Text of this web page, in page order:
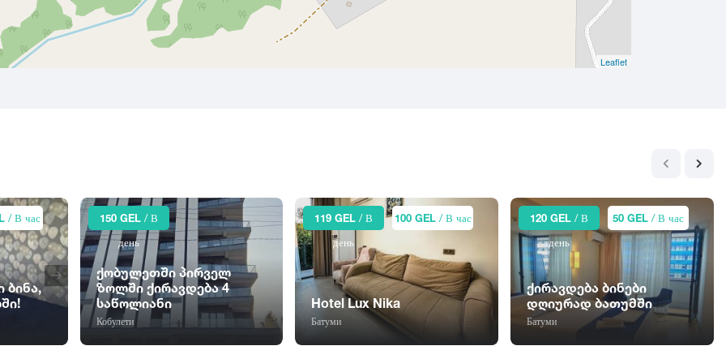
Leaflet
/ В час 150 GEL/ В
день
ქობულეთში პირველ
ზოლში ქირავდება 4
საწოლიანი
Кобулети
119 GEL / В
день
100 GEL/ В час
Hotel Lux Nika
Батуми
120 GEL / В
день
50 GEL / В час
ქირავდება ბინები
დღიურად ბათუმში
Батуми